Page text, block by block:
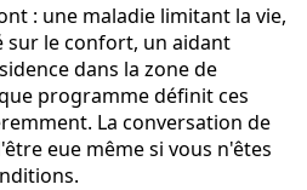
: une maladie limitant la vie,
sur le confort, un aidant
dans la zone de
programme définit ces
La conversation de
eue même si vous n'êtes